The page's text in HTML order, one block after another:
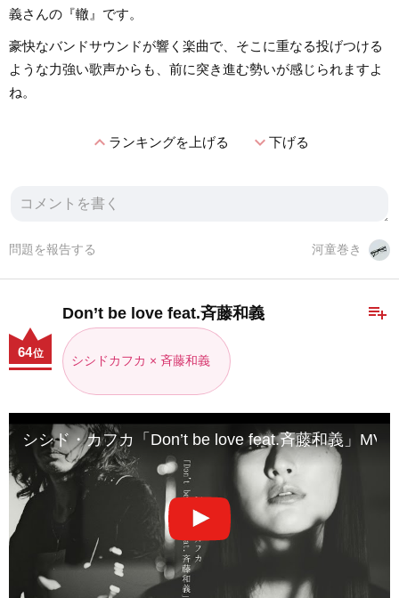
義さんの『轍』です。
豪快なバンドサウンドが響く楽曲で、そこに重なる投げつける
ような力強い歌声からも、前に突き進む勢いが感じられますよ
ね。
expand_lessランキングを上げる expand_more下げる
河童巻き
問題を報告する
playlist_add
Don’t be love feat.斉藤和義
シシドカフカ × 斉藤和義
64位
シシド・カフカ「Don’t be love feat.斉藤和義」MV